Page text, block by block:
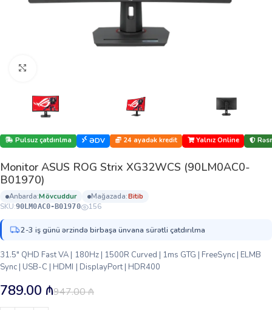
Pulsuz çatdırılma ƏDV 24 ayadək kredit Yalnız Online
Monitor ASUS ROG Strix XG32WCS (90LM0AC0-
B01970)
anbarda: mövcuddur mağazada:
bi̇ti̇b
SKU:90LM0AC0-B01970 156
2-3 iş günü ərzində birbaşa ünvana sürətli çatdırılma
31.5″ QHD Fast VA | 180Hz | 1500R Curved | 1ms GTG | FreeSync | ELMB
Sync | USB-C | HDMI | DisplayPort | HDR400
947.00₼
789.00 ₼